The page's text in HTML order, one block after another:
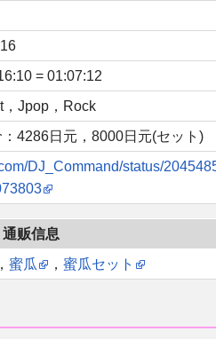
= 01:07:12
，Jpop，Rock
4286日元，8000日元(セット)
DJ_Command/status/
通贩信息
， 蜜瓜 ， 蜜瓜セット